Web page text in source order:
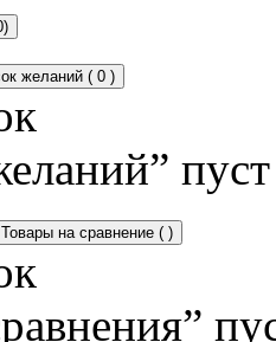
желаний ( 0 )
пуст
Товары на сравнение ( )